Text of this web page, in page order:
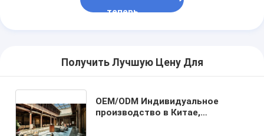
теперь
Получить Лучшую Цену Для
OEM/ODM Индивидуальное
производство в Китае,